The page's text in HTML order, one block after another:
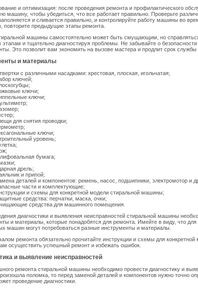
и оптимизация: после проведения ремонта и профилактического
машину, чтобы убедиться, что все работает правильно. Проверьте
и сливается правильно, и контролируйте работу машины во
повторите предыдущие этапы ремонта.
машины самостоятельно может быть смущающим, но
и тщательно диагностируя проблемы. Не забывайте о
Это позволит вам экономить на вызове мастера и продлит срок
и материалы
с различными насадками: крестовая, плоская, игольчатая;
ключей;
ключи;
ключи;
для снятия проводки;
ключи;
уровень;
бумага;
дрель;
и припой;
деталей и компонентов: ремень, насос, подшипники, электромотор и
части и комплектующие;
и схемы для конкретной модели стиральной машины;
средства: перчатки, маска, очки;
средства для машинного помещения.
диагностики и выявления неисправностей стиральной машины
и материалы, которые понадобятся для ремонта. Имейте в виду, что
машин могут потребоваться разные инструменты и материалы.
ремонта обязательно прочитайте инструкции и схемы для
осуществить успешный ремонт и избежать ошибок.
и выявление неисправностей
ремонта стиральной машины необходимо провести диагностику и
поломка, то перед заменой деталей и компонентов нужно точно
проведение диагностики.